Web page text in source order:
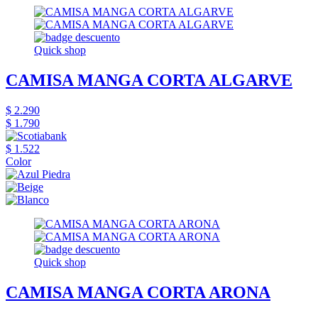
Quick shop
CAMISA MANGA CORTA ALGARVE
$ 2.290
$ 1.790
$ 1.522
Color
Quick shop
CAMISA MANGA CORTA ARONA